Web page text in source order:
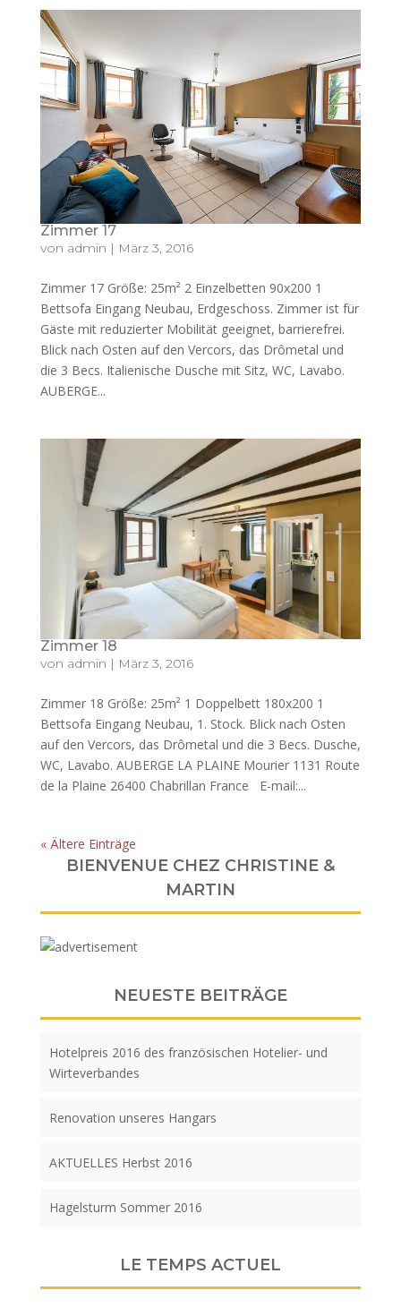
Zimmer 17
von admin | März 3, 2016
Zimmer 17 Größe: 25m² 2 Einzelbetten 90x200 1
Bettsofa Eingang Neubau, Erdgeschoss. Zimmer ist für
Gäste mit reduzierter Mobilität geeignet, barrierefrei.
Blick nach Osten auf den Vercors, das Drômetal und
die 3 Becs. Italienische Dusche mit Sitz, WC, Lavabo.
AUBERGE...
Zimmer 18
von admin | März 3, 2016
Zimmer 18 Größe: 25m² 1 Doppelbett 180x200 1
Bettsofa Eingang Neubau, 1. Stock. Blick nach Osten
auf den Vercors, das Drômetal und die 3 Becs. Dusche,
WC, Lavabo. AUBERGE LA PLAINE Mourier 1131 Route
de la Plaine 26400 Chabrillan France E-mail:...
« Ältere Einträge
BIENVENUE CHEZ CHRISTINE &
MARTIN
NEUESTE BEITRÄGE
Hotelpreis 2016 des französischen Hotelier- und
Wirteverbandes
Renovation unseres Hangars
AKTUELLES Herbst 2016
Hagelsturm Sommer 2016
LE TEMPS ACTUEL